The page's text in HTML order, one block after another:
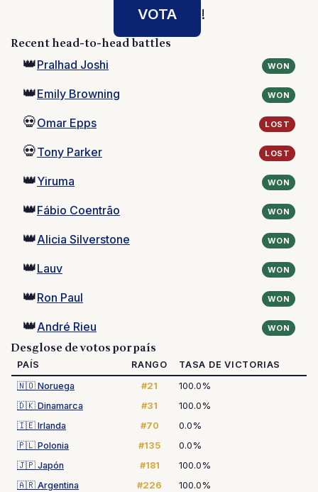
VOTA
!
Recent head-to-head battles
👑Pralhad Joshi WON
👑Emily Browning WON
💀Omar Epps LOST
💀Tony Parker LOST
👑Yiruma WON
👑Fábio Coentrão WON
👑Alicia Silverstone WON
👑Lauv WON
👑Ron Paul WON
👑André Rieu WON
Desglose de votos por país
PAÍS RANGO
TASA DE VICTORIAS
🇳🇴 Noruega #21
100.0%
🇩🇰 Dinamarca #31
100.0%
🇮🇪 Irlanda #70
0.0%
🇵🇱 Polonia #135
0.0%
🇯🇵 Japón #181
100.0%
🇦🇷 Argentina #226
100.0%